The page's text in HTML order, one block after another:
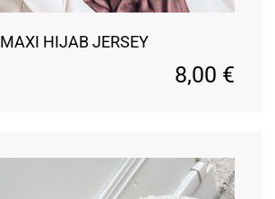
MAXI HIJAB JERSEY
8,00 €